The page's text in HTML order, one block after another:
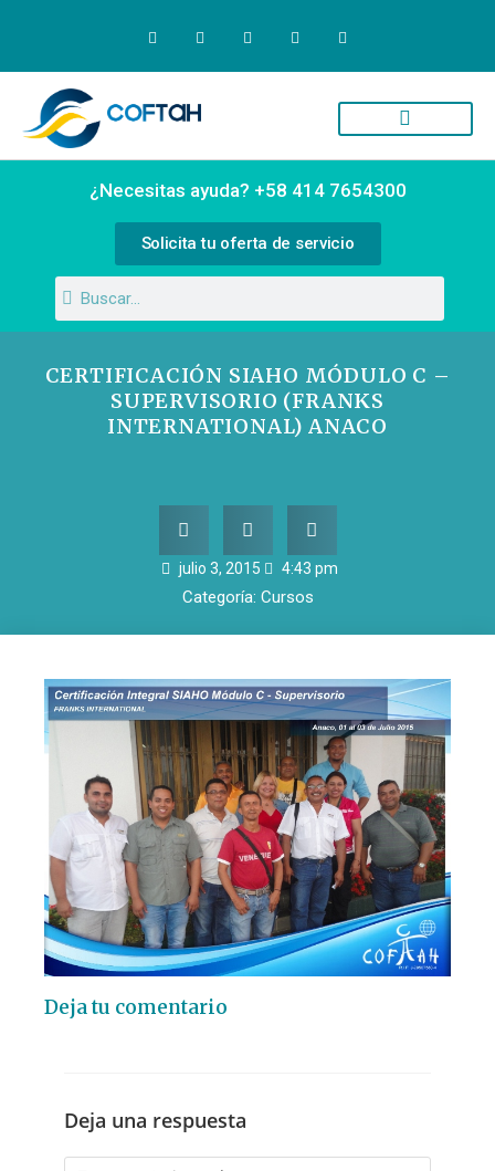
¿Necesitas ayuda? +58 414 7654300
Solicita tu oferta de servicio
CERTIFICACIÓN SIAHO MÓDULO C –
SUPERVISORIO (FRANKS
INTERNATIONAL) ANACO
julio 3, 2015 4:43 pm
Categoría: Cursos
Deja tu comentario
Deja una respuesta